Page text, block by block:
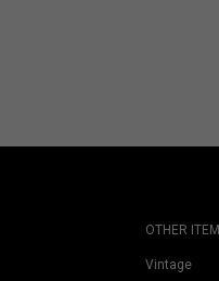
OTHER ITEM
Vintage